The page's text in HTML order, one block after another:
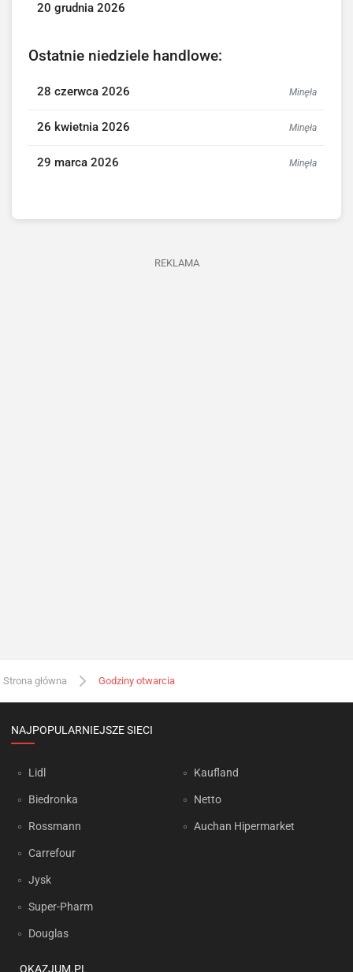
20 grudnia 2026
Ostatnie niedziele handlowe:
28 czerwca 2026 Minęła
26 kwietnia 2026 Minęła
29 marca 2026 Minęła
REKLAMA
Strona główna Godziny otwarcia
NAJPOPULARNIEJSZE SIECI
Lidl
Biedronka
Rossmann
Carrefour
Jysk
Super-Pharm
Douglas
Kaufland
Netto
Auchan Hipermarket
OKAZJUM.PL